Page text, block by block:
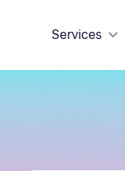
Services